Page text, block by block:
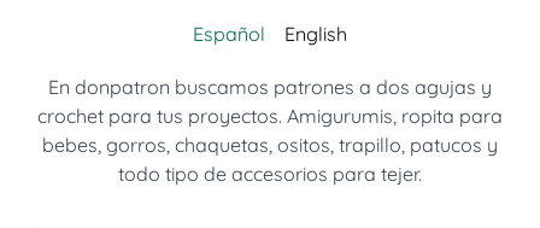
Español English
En donpatron buscamos patrones a dos agujas y
crochet para tus proyectos. Amigurumis, ropita para
bebes, gorros, chaquetas, ositos, trapillo, patucos y
todo tipo de accesorios para tejer.